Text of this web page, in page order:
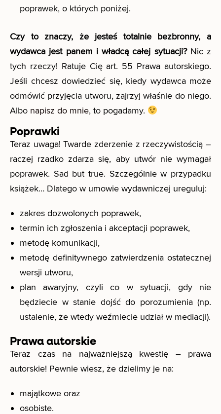
poprawek, o których poniżej.
Czy to znaczy, że jesteś totalnie bezbronny, a
wydawca jest panem i władcą całej sytuacji?Nic z
tych rzeczy! Ratuje Cię art. 55 Prawa autorskiego.
Jeśli chcesz dowiedzieć się, kiedy wydawca może
odmówić przyjęcia utworu, zajrzyj właśnie do niego.
Albo napisz do mnie, to pogadamy.
Poprawki
Teraz uwaga! Twarde zderzenie z rzeczywistością –
raczej rzadko zdarza się, aby utwór nie wymagał
poprawek. Sad but true. Szczególnie w przypadku
książek… Dlatego w umowie wydawniczej ureguluj:
zakres dozwolonych poprawek,
termin ich zgłoszenia i akceptacji poprawek,
metodę komunikacji,
metodę definitywnego zatwierdzenia ostatecznej
wersji utworu,
plan awaryjny, czyli co w sytuacji, gdy nie
będziecie w stanie dojść do porozumienia (np.
ustalenie, że wtedy weźmiecie udział w mediacji).
Prawa autorskie
Teraz czas na najważniejszą kwestię – prawa
autorskie! Pewnie wiesz, że dzielimy je na:
majątkowe oraz
osobiste.